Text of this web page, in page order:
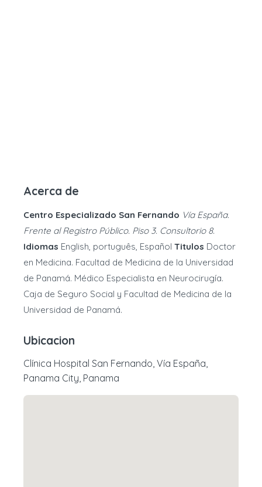
Acerca de
Centro Especializado San Fernando Vía España.
Frente al Registro Público. Piso 3. Consultorio 8.
Idiomas English, português, Español Titulos Doctor
en Medicina. Facultad de Medicina de la Universidad
de Panamá. Médico Especialista en Neurocirugía.
Caja de Seguro Social y Facultad de Medicina de la
Universidad de Panamá.
Ubicacion
Clínica Hospital San Fernando, Vía España,
Panama City, Panama